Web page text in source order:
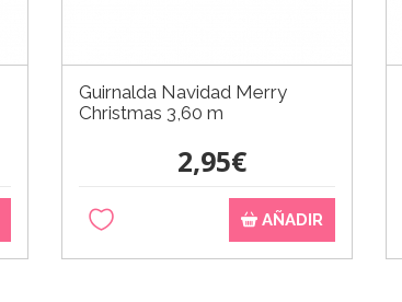
Guirnalda Navidad Merry
Christmas 3,60 m
2,95€
AÑADIR